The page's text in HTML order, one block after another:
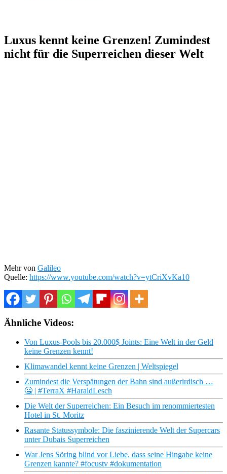
Luxus kennt keine Grenzen! Zumindest
nicht für die Superreichen dieser Welt
Mehr von Galileo
Quelle: https://www.youtube.com/watch?v=ytCriXvKa10
Ähnliche Videos:
Von Luxus-Pools bis 20.000$ Joints: Eine Welt in der Geld
keine Grenzen kennt!
Klimawandel kennt keine Grenzen | Weltspiegel
Zumindest die Verspätungen der Bahn sind außerirdisch …
🤐 | #TerraX #HaraldLesch
Die Welt der Superreichen: Ein Besuch im renommiertesten
Hotel in St. Moritz
Rasante Statussymbole: Die faszinierende Welt der Supercars
unter Dubais Superreichen
War Jens Söring blind vor Liebe, dass seine Hingabe keine
Grenzen kannte? #focustv #dokumentation